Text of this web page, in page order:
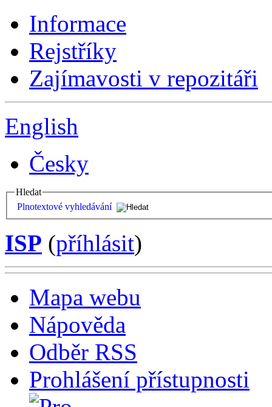
Informace
Rejstříky
Zajímavosti v repozitáři
English
Česky
Hledat
Plnotextové vyhledávání
ISP (příhlásit)
Mapa webu
Nápověda
Odběr RSS
Prohlášení přístupnosti